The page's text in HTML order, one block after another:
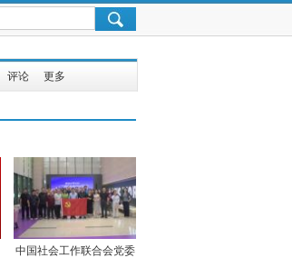
评论 更多
中国社会工作联合会党委